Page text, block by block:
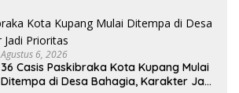
Agustus 6, 2026
36 Casis Paskibraka Kota Kupang Mulai
Ditempa di Desa Bahagia, Karakter Jadi